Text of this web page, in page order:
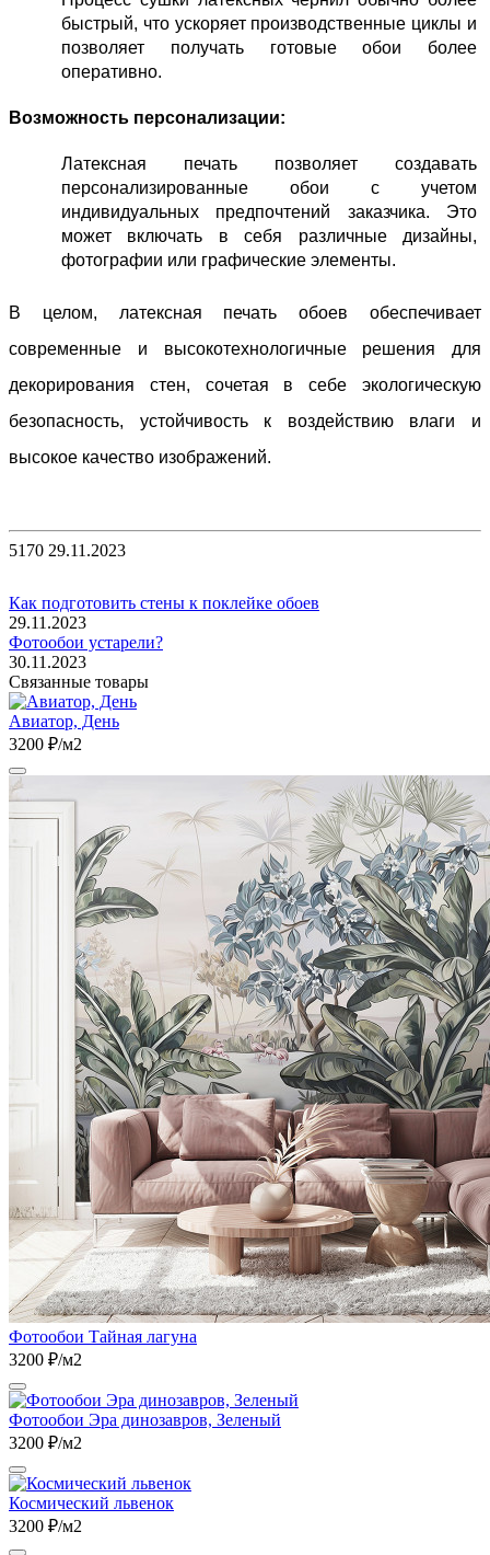
быстрый, что ускоряет производственные циклы и
позволяет получать готовые обои более
оперативно.
Возможность персонализации:
Латексная печать позволяет создавать
персонализированные обои с учетом
индивидуальных предпочтений заказчика. Это
может включать в себя различные дизайны,
фотографии или графические элементы.
В целом, латексная печать обоев обеспечивает
современные и высокотехнологичные решения для
декорирования стен, сочетая в себе экологическую
безопасность, устойчивость к воздействию влаги и
высокое качество изображений.
5170 29.11.2023
Как подготовить стены к поклейке обоев
29.11.2023
Фотообои устарели?
30.11.2023
Связанные товары
Авиатор, День
3200 ₽/м2
Фотообои Тайная лагуна
3200 ₽/м2
Фотообои Эра динозавров, Зеленый
3200 ₽/м2
Космический львенок
3200 ₽/м2